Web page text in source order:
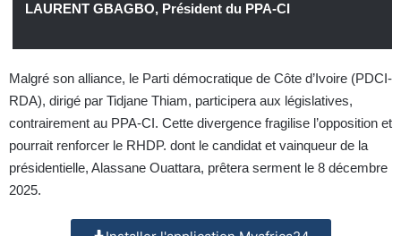
LAURENT GBAGBO, Président du PPA-CI
Malgré son alliance, le Parti démocratique de Côte d’Ivoire (PDCI-
RDA), dirigé par Tidjane Thiam, participera aux législatives,
contrairement au PPA-CI. Cette divergence fragilise l’opposition et
pourrait renforcer le RHDP. dont le candidat et vainqueur de la
présidentielle, Alassane Ouattara, prêtera serment le 8 décembre
2025.